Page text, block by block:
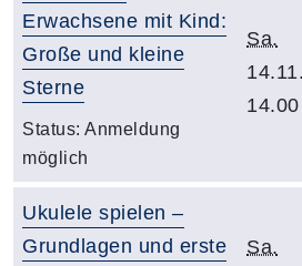
Erwachsene mit Kind:
Große und kleine
Sterne
Status: Anmeldung
möglich
Sa.
Ukulele spielen –
Grundlagen und erste
Sa.